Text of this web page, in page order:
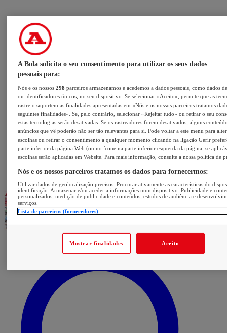
A Bola solicita o seu consentimento para utilizar os seus dados
pessoais para:
Nós e os nossos298 parceiros armazenamos e acedemos a dados pessoais, como dados
ou identificadores únicos, no seu dispositivo. Se selecionar «Aceito», permite que as
rastreio suportem as finalidades apresentadas em «Nós e os nossos parceiros tratamos
seguintes finalidades». Se, pelo contrário, selecionar «Rejeitar tudo» ou retirar o seu
estas tecnologias serão desativadas. Se os rastreadores forem desativados, alguns
anúncios que vê poderão não ser tão relevantes para si. Pode voltar a este menu para
escolhas ou retirar o consentimento a qualquer momento clicando na ligação Gerir
parte inferior da página Web (ou no ícone na parte inferior esquerda da página, se
escolhas serão aplicadas em Website. Para mais informação, consulte a nossa política de
Nós e os nossos parceiros tratamos os dados para fornecermos:
Utilizar dados de geolocalização precisos. Procurar ativamente as características do
identificação. Armazenar e/ou aceder a informações num dispositivo. Publicidade e
personalizados, medição de publicidade e conteúdos, estudos de audiência e
serviços.
Lista de parceiros (fornecedores)
Mostrar finalidades Aceito